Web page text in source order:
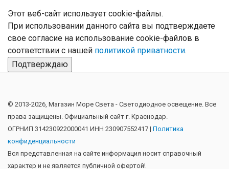
Этот веб-сайт использует cookie-файлы.
При использовании данного сайта вы подтверждаете
свое согласие на использование cookie-файлов в
соответствии с нашей политикой приватности.
Подтверждаю
© 2013-2026, Магазин Море Света - Cветодиодное освещение. Все
права защищены. Официальный сайт г. Краснодар.
ОГРНИП 314230922000041 ИНН 230907552417 | Политика
конфиденциальности
Вся представленная на сайте информация носит справочный
характер и не является публичной офертой!